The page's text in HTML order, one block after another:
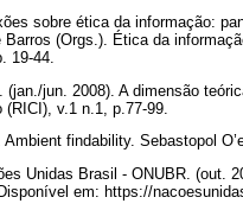
sobre ética da informação:
Barros (Orgs.). Ética da
19-44.
jun. 2008). A dimensão
v.1 n.1, p.77-99.
Ambient findability. Sebastopol
Unidas Brasil - ONUBR. (out.
em: https://